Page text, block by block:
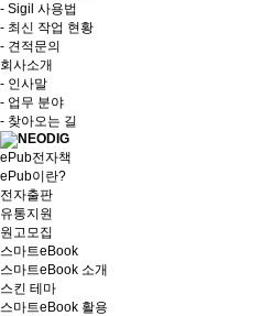
- Sigil 사용법
- 최신 작업 현황
- 견적문의
회사소개
- 인사말
- 업무 분야
- 찾아오는 길
ePub전자책
ePub이란?
전자출판
유통지원
원고모집
스마트eBook
스마트eBook 소개
스킨 테마
스마트eBook 활용